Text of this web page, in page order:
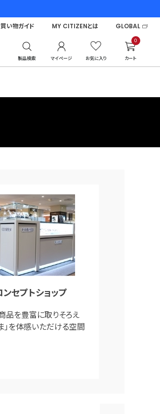
製品検索 マイページ お気に入り
0
カート
い物ガイド MY CITIZENとは GLOBAL
セプトショップ
品を豊富に取りそろえ
」を体感いただける空間